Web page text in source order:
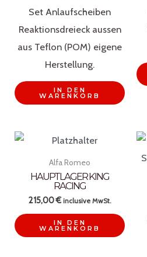
Set Anlaufscheiben
Reaktionsdreieck aussen
aus Teflon (POM) eigene
Herstellung.
IN DEN
WARENKORB
Alfa Romeo
HAUPTLAGER KING
RACING
215,00€ inclusive MwSt.
IN DEN
WARENKORB